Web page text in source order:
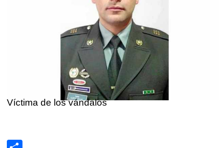
Víctima de los vándalos